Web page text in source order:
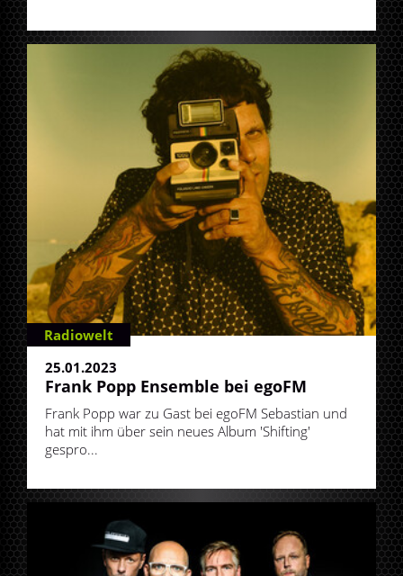
Radiowelt
25.01.2023
Frank Popp Ensemble bei egoFM
Frank Popp war zu Gast bei egoFM Sebastian und
hat mit ihm über sein neues Album 'Shifting'
gespro...